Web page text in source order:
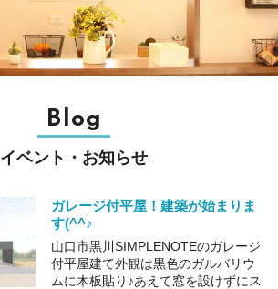
Blog
イベント・お知らせ
ガレージ付平屋！建築が始まりま
す(^^♪
山口市黒川SIMPLENOTEのガレージ
付平屋建て外観は黒色のガルバリウ
ムに木板貼り♪あえて窓を設けずにス